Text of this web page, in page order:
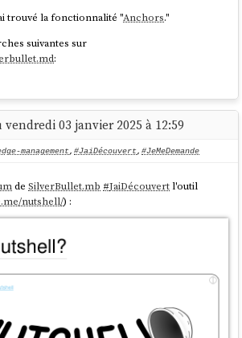
trouvé la fonctionnalité "Anchors."
suivantes sur
:
recherches sur GitHub :
non plus.
sur « I wonder if SilverBullet could take
text fragment” standard 🤔
j'ai découvert la fonctionnalitéURL text
03 janvier 2025 à 12:59
management, #JaiDécouvert, #JeMeDemande
deSilverBullet.mb #JaiDécouvertl'outil
nutshell/) :